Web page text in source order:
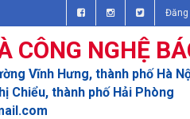
Đăng
CÔNG NGHỆ
Vĩnh Hưng, thành phố Hà
Chiểu, thành phố Hải Phòng